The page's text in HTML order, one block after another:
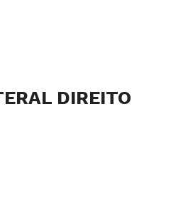
DIREITO